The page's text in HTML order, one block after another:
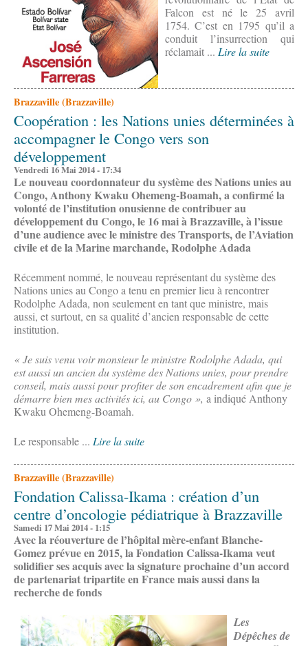
Falcon est né le 25 avril
1754. C’est en 1795 qu’il a
conduit l’insurrection qui
réclamait ... Lire la suite
Brazzaville (Brazzaville)
Coopération : les Nations unies déterminées à
accompagner le Congo vers son
développement
Vendredi 16 Mai 2014 - 17:34
Le nouveau coordonnateur du système des Nations unies au
Congo, Anthony Kwaku Ohemeng-Boamah, a confirmé la
volonté de l’institution onusienne de contribuer au
développement du Congo, le 16 mai à Brazzaville, à l’issue
d’une audience avec le ministre des Transports, de l’Aviation
civile et de la Marine marchande, Rodolphe Adada
Récemment nommé, le nouveau représentant du système des
Nations unies au Congo a tenu en premier lieu à rencontrer
Rodolphe Adada, non seulement en tant que ministre, mais
aussi, et surtout, en sa qualité d’ancien responsable de cette
institution.
« Je suis venu voir monsieur le ministre Rodolphe Adada, qui
est aussi un ancien du système des Nations unies, pour prendre
conseil, mais aussi pour profiter de son encadrement afin que je
démarre bien mes activités ici, au Congo », a indiqué Anthony
Kwaku Ohemeng-Boamah.
Le responsable ... Lire la suite
Brazzaville (Brazzaville)
Fondation Calissa-Ikama : création d’un
centre d’oncologie pédiatrique à Brazzaville
Samedi 17 Mai 2014 - 1:15
Avec la réouverture de l’hôpital mère-enfant Blanche-
Gomez prévue en 2015, la Fondation Calissa-Ikama veut
solidifier ses acquis avec la signature prochaine d’un accord
de partenariat tripartite en France mais aussi dans la
recherche de fonds
Les
Dépêches de